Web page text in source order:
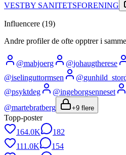
VESTBY SANITETSFORENING
Influencere (19)
Andre profiler de ofte opptrer i
@mabjoerg @johaugtherese
@iselinguttormsen @
@psyktdeg @ingeborgsenneset
@martebratberg +9 flere
Topp-poster
164.0K
182
111.0K
154